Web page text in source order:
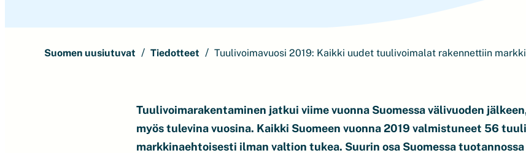
Suomen uusiutuvat Tiedotteet Tuulivoimavuosi 2019: Kaikki uudet tuulivoimalat rakennettiin
Tuulivoimarakentaminen jatkui viime vuonna Suomessa välivuoden
myös tulevina vuosina. Kaikki Suomeen vuonna 2019 valmistuneet 56
markkinaehtoisesti ilman valtion tukea. Suurin osa Suomessa